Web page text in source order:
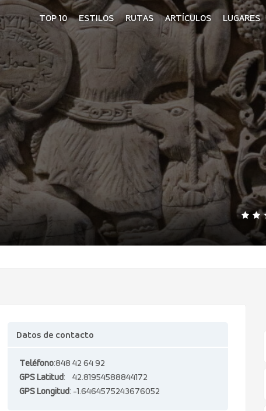
TOP 10 ESTILOS RUTAS ARTÍCULOS LUGARES
Datos de contacto
Teléfono:848 42 64 92
GPS Latitud: 42.81954588844172
GPS Longitud: -1.6464575243676052